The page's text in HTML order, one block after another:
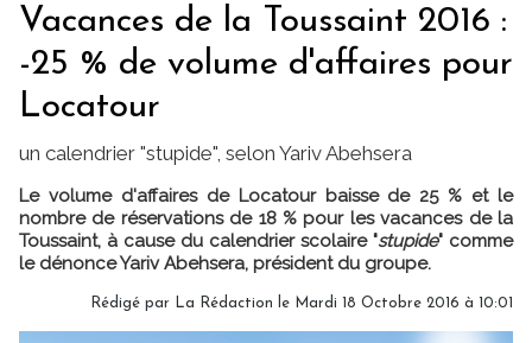
Vacances de la Toussaint 2016 :
-25 % de volume d'affaires pour
Locatour
un calendrier "stupide", selon Yariv Abehsera
Le volume d'affaires de Locatour baisse de 25 % et le
nombre de réservations de 18 % pour les vacances de la
Toussaint, à cause du calendrier scolaire "stupide" comme
le dénonce Yariv Abehsera, président du groupe.
Rédigé par La Rédaction le Mardi 18 Octobre 2016 à 10:01